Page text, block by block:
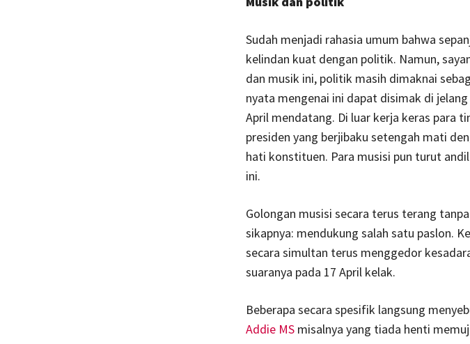
Sudah menjadi rahasia umum bahwa
kelindan kuat dengan politik. Namun,
dan musik ini, politik masih dimaknai
nyata mengenai ini dapat disimak di
April mendatang. Di luar kerja keras para
presiden yang berjibaku setengah mati
hati konstituen. Para musisi pun turut
ini.
Golongan musisi secara terus terang
sikapnya: mendukung salah satu paslon.
secara simultan terus menggedor
suaranya pada 17 April kelak.
Beberapa secara spesifik langsung
Addie MSmisalnya yang tiada henti